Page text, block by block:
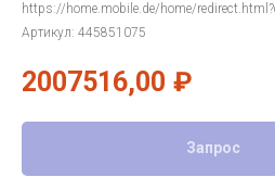
https://home.mobile.de/home/
Артикул: 445851075
2007516,00 ₽
Запрос